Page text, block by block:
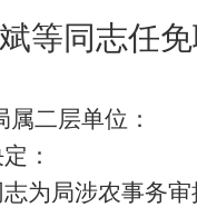
等同志任
属二层单位 ：
：
志为局涉农事务审